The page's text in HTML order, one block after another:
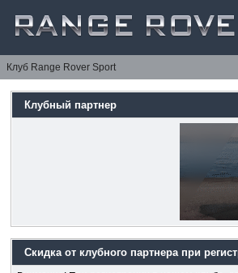
Клуб Range Rover Sport
Клубный партнер
Скидка от клубного партнера при